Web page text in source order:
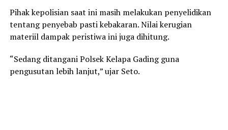
Pihak kepolisian saat ini masih melakukan penyelidikan
tentang penyebab pasti kebakaran. Nilai kerugian
materiil dampak peristiwa ini juga dihitung.
“Sedang ditangani Polsek Kelapa Gading guna
pengusutan lebih lanjut,” ujar Seto.